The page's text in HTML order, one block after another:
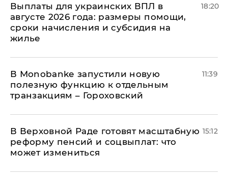
Выплаты для украинских ВПЛ в
августе 2026 года: размеры помощи,
сроки начисления и субсидия на
жилье
18:20
В Мonobankе запустили новую
полезную функцию к отдельным
транзакциям – Гороховский
11:39
В Верховной Раде готовят масштабную
реформу пенсий и соцвыплат: что
может измениться
15:12